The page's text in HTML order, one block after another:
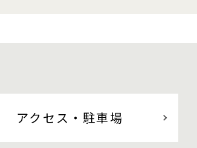
アクセス ・駐車場